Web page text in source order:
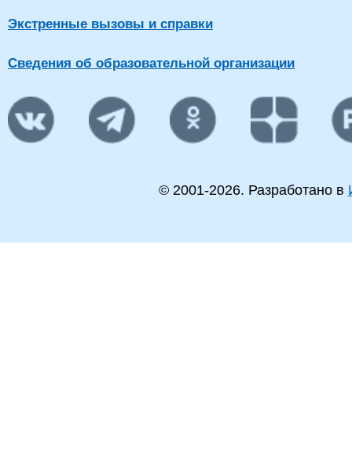
Экстренные вызовы и справки
Сведения об образовательной организации
© 2001-2026. Разработано в